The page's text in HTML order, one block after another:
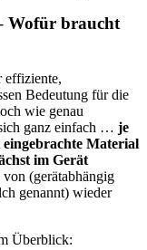
Wofür braucht
effiziente,
Bedeutung für die
wie genau
ganz einfach … je
Material
im Gerät
(gerätabhängig
genannt) wieder
Überblick: